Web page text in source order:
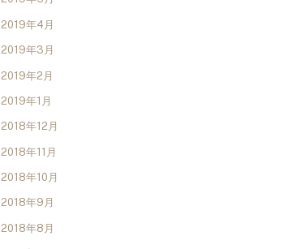
2019年4月
2019年3月
2019年2月
2019年1月
2018年12月
2018年11月
2018年10月
2018年9月
2018年8月